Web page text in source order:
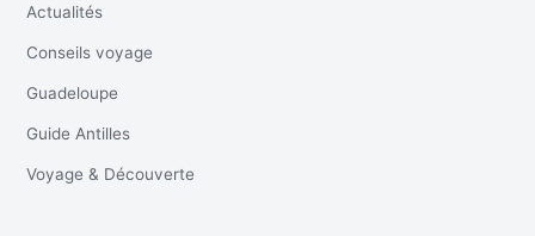
Actualités
Conseils voyage
Guadeloupe
Guide Antilles
Voyage & Découverte